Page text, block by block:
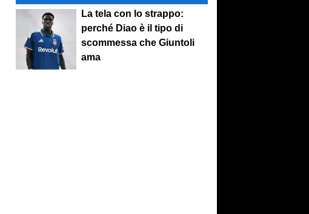
La tela con lo strappo:
perché Diao è il tipo di
scommessa che Giuntoli
ama